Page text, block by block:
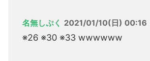
名無しぷく 2021/01/10(日) 00:16
※26 ※30 ※33 wwwwww